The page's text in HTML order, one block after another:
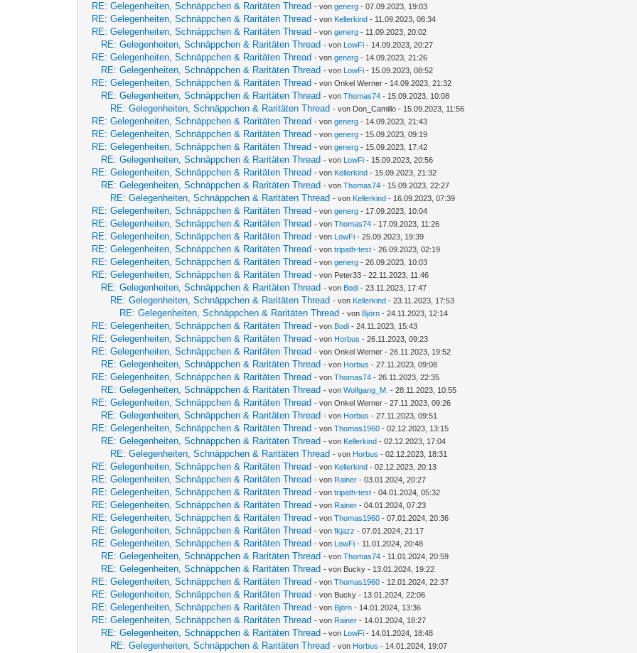
RE: Gelegenheiten, Schnäppchen & Raritäten Thread - vongenerg - 07.09.2023, 19:03
RE: Gelegenheiten, Schnäppchen & Raritäten Thread - von Kellerkind - 11.09.2023, 08:34
RE: Gelegenheiten, Schnäppchen & Raritäten Thread - vongenerg - 11.09.2023, 20:02
RE: Gelegenheiten, Schnäppchen & Raritäten Thread - von LowFi - 14.09.2023, 20:27
RE: Gelegenheiten, Schnäppchen & Raritäten Thread - vongenerg - 14.09.2023, 21:26
RE: Gelegenheiten, Schnäppchen & Raritäten Thread - von LowFi - 15.09.2023, 08:52
RE: Gelegenheiten, Schnäppchen & Raritäten Thread - von Onkel Werner - 14.09.2023, 21:32
RE: Gelegenheiten, Schnäppchen & Raritäten Thread - vonThomas74 - 15.09.2023, 10:08
RE: Gelegenheiten, Schnäppchen & Raritäten Thread - von Don_Camillo - 15.09.2023, 11:56
RE: Gelegenheiten, Schnäppchen & Raritäten Thread - vongenerg - 14.09.2023, 21:43
RE: Gelegenheiten, Schnäppchen & Raritäten Thread - vongenerg - 15.09.2023, 09:19
RE: Gelegenheiten, Schnäppchen & Raritäten Thread - vongenerg - 15.09.2023, 17:42
RE: Gelegenheiten, Schnäppchen & Raritäten Thread - von LowFi - 15.09.2023, 20:56
RE: Gelegenheiten, Schnäppchen & Raritäten Thread - von Kellerkind - 15.09.2023, 21:32
RE: Gelegenheiten, Schnäppchen & Raritäten Thread - vonThomas74 - 15.09.2023, 22:27
RE: Gelegenheiten, Schnäppchen & Raritäten Thread - von Kellerkind - 16.09.2023, 07:39
RE: Gelegenheiten, Schnäppchen & Raritäten Thread - vongenerg - 17.09.2023, 10:04
RE: Gelegenheiten, Schnäppchen & Raritäten Thread - vonThomas74 - 17.09.2023, 11:26
RE: Gelegenheiten, Schnäppchen & Raritäten Thread - von LowFi - 25.09.2023, 19:39
RE: Gelegenheiten, Schnäppchen & Raritäten Thread - vontripath-test - 26.09.2023, 02:19
RE: Gelegenheiten, Schnäppchen & Raritäten Thread - vongenerg - 26.09.2023, 10:03
RE: Gelegenheiten, Schnäppchen & Raritäten Thread - von Peter33 - 22.11.2023, 11:46
RE: Gelegenheiten, Schnäppchen & Raritäten Thread - von Bodi - 23.11.2023, 17:47
RE: Gelegenheiten, Schnäppchen & Raritäten Thread - von Kellerkind - 23.11.2023, 17:53
RE: Gelegenheiten, Schnäppchen & Raritäten Thread - von Björn - 24.11.2023, 12:14
RE: Gelegenheiten, Schnäppchen & Raritäten Thread - von Bodi - 24.11.2023, 15:43
RE: Gelegenheiten, Schnäppchen & Raritäten Thread - von Horbus - 26.11.2023, 09:23
RE: Gelegenheiten, Schnäppchen & Raritäten Thread - von Onkel Werner - 26.11.2023, 19:52
RE: Gelegenheiten, Schnäppchen & Raritäten Thread - von Horbus - 27.11.2023, 09:08
RE: Gelegenheiten, Schnäppchen & Raritäten Thread - vonThomas74 - 26.11.2023, 22:35
RE: Gelegenheiten, Schnäppchen & Raritäten Thread - vonWolfgang_M. - 28.11.2023, 10:55
RE: Gelegenheiten, Schnäppchen & Raritäten Thread - von Onkel Werner - 27.11.2023, 09:26
RE: Gelegenheiten, Schnäppchen & Raritäten Thread - von Horbus - 27.11.2023, 09:51
RE: Gelegenheiten, Schnäppchen & Raritäten Thread - vonThomas1960 - 02.12.2023, 13:15
RE: Gelegenheiten, Schnäppchen & Raritäten Thread - von Kellerkind - 02.12.2023, 17:04
RE: Gelegenheiten, Schnäppchen & Raritäten Thread - von Horbus - 02.12.2023, 18:31
RE: Gelegenheiten, Schnäppchen & Raritäten Thread - von Kellerkind - 02.12.2023, 20:13
RE: Gelegenheiten, Schnäppchen & Raritäten Thread - von Rainer - 03.01.2024, 20:27
RE: Gelegenheiten, Schnäppchen & Raritäten Thread - vontripath-test - 04.01.2024, 05:32
RE: Gelegenheiten, Schnäppchen & Raritäten Thread - von Rainer - 04.01.2024, 07:23
RE: Gelegenheiten, Schnäppchen & Raritäten Thread - vonThomas1960 - 07.01.2024, 20:36
RE: Gelegenheiten, Schnäppchen & Raritäten Thread - vonfkjazz - 07.01.2024, 21:17
RE: Gelegenheiten, Schnäppchen & Raritäten Thread - von LowFi - 11.01.2024, 20:48
RE: Gelegenheiten, Schnäppchen & Raritäten Thread - vonThomas74 - 11.01.2024, 20:59
RE: Gelegenheiten, Schnäppchen & Raritäten Thread - von Bucky - 13.01.2024, 19:22
RE: Gelegenheiten, Schnäppchen & Raritäten Thread - vonThomas1960 - 12.01.2024, 22:37
RE: Gelegenheiten, Schnäppchen & Raritäten Thread - von Bucky - 13.01.2024, 22:06
RE: Gelegenheiten, Schnäppchen & Raritäten Thread - von Björn - 14.01.2024, 13:36
RE: Gelegenheiten, Schnäppchen & Raritäten Thread - von Rainer - 14.01.2024, 18:27
RE: Gelegenheiten, Schnäppchen & Raritäten Thread - von LowFi - 14.01.2024, 18:48
RE: Gelegenheiten, Schnäppchen & Raritäten Thread - von Horbus - 14.01.2024, 19:07